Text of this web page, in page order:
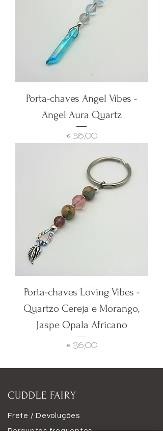
Porta-chaves Angel Vibes -
Angel Aura Quartz
Preço
€ 36,00
Porta-chaves Loving Vibes -
Quartzo Cereja e Morango,
Jaspe Opala Africano
Preço
€ 36,00
CUDDLE FAIRY
Frete / Devoluções
Perguntas frequentes